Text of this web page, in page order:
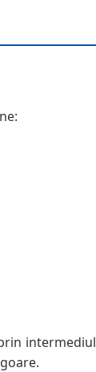
intermediul